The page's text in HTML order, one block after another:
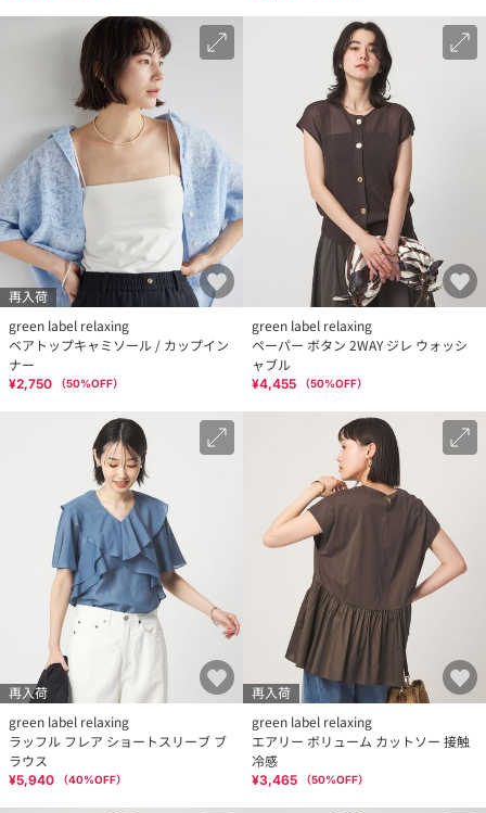
再入荷
green label relaxing
ベアトップキャミソール / カップイン
ナー
¥2,750 （50%OFF）
green label relaxing
ペーパー ボタン 2WAY ジレ ウォッシ
ャブル
¥4,455 （50%OFF）
再入荷
green label relaxing
ラッフル フレア ショートスリーブ ブ
ラウス
¥5,940 （40%OFF）
再入荷
green label relaxing
エアリー ボリューム カットソー 接触
冷感
¥3,465 （50%OFF）